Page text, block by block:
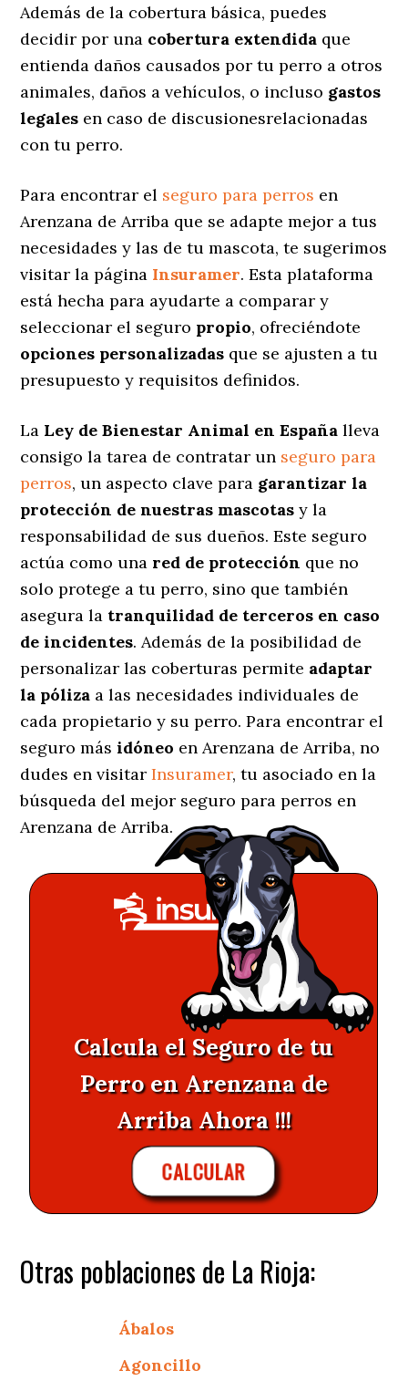
Además de la cobertura básica, puedes
decidir por una cobertura extendida que
entienda daños causados por tu perro a otros
animales, daños a vehículos, o incluso gastos
legales en caso de discusionesrelacionadas
con tu perro.
Para encontrar el seguro para perros en
Arenzana de Arriba que se adapte mejor a tus
necesidades y las de tu mascota, te sugerimos
visitar la página Insuramer. Esta plataforma
está hecha para ayudarte a comparar y
seleccionar el seguro propio, ofreciéndote
opciones personalizadas que se ajusten a tu
presupuesto y requisitos definidos.
La Ley de Bienestar Animal en España lleva
consigo la tarea de contratar un seguro para
perros, un aspecto clave para garantizar la
protección de nuestras mascotas y la
responsabilidad de sus dueños. Este seguro
actúa como una red de protección que no
solo protege a tu perro, sino que también
asegura la tranquilidad de terceros en caso
de incidentes. Además de la posibilidad de
personalizar las coberturas permite adaptar
la póliza a las necesidades individuales de
cada propietario y su perro. Para encontrar el
seguro másidóneo en Arenzana de Arriba, no
dudes en visitarInsuramer, tu asociado en la
búsqueda del mejor seguro para perros en
Arenzana de Arriba.
Calcula el Seguro de tu
Perro en Arenzana de
Arriba Ahora !!!
CALCULAR
Otras poblaciones de La Rioja:
Ábalos
Agoncillo